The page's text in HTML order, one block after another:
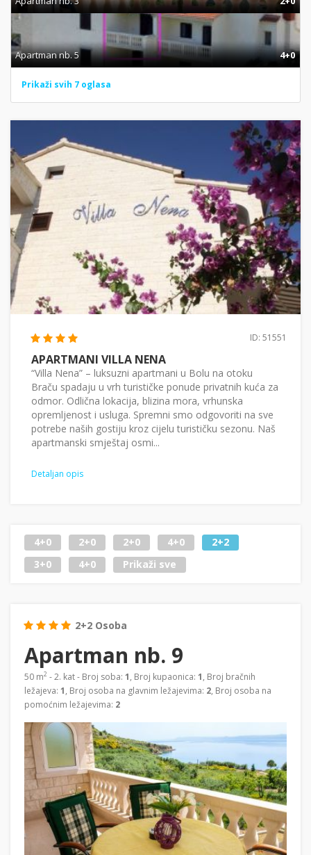
Apartman nb. 5 4+0
Prikaži svih 7 oglasa
ID: 51551
APARTMANI VILLA NENA
“Villa Nena” – luksuzni apartmani u Bolu na otoku
Braču spadaju u vrh turističke ponude privatnih kuća za
odmor. Odlična lokacija, blizina mora, vrhunska
opremljenost i usluga. Spremni smo odgovoriti na sve
potrebe naših gostiju kroz cijelu turističku sezonu. Naš
apartmanski smještaj osmi...
Detaljan opis
4+0 2+0 2+0 4+0
2+2
3+0
4+0 Prikaži sve
2+2 Osoba
Apartman nb. 9
50 m2 - 2. kat - Broj soba: 1, Broj kupaonica: 1, Broj bračnih
ležajeva: 1, Broj osoba na glavnim ležajevima: 2, Broj osoba na
pomoćnim ležajevima: 2